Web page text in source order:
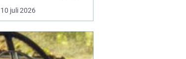
sveiseapparat. For
mange bedrifter er
som sørger for at
maskiner, kjøretøy og
10 juli 2026